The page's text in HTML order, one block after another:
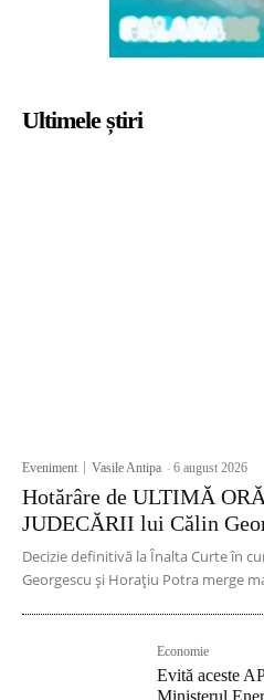
Ultimele știri
Eveniment Vasile Antipa -6 august 2026
Hotărâre de ULTIMĂ
JUDECĂRII lui Călin
Decizie definitivă la Înalta Curte în
Georgescu și Horațiu Potra merge
Economie
Evită aceste
Ministerul